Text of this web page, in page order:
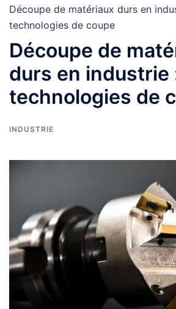
Découpe de matériaux durs en
technologies de coupe
Découpe de
durs en industrie
technologies de
INDUSTRIE